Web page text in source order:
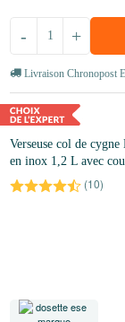
+
-
Livraison Chronopost
Verseuse col de
en inox 1,2 L avec
(10)